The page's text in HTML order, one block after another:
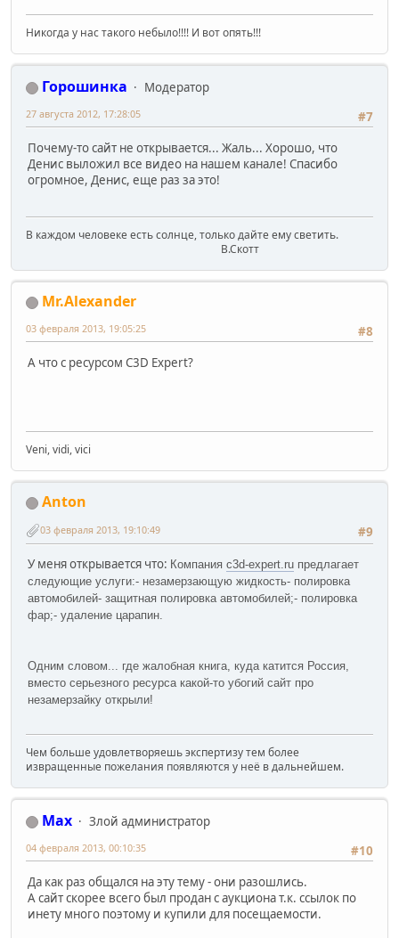
Никогда у нас такого небыло!!!! И вот опять!!!
Горошинка
Модератор
#7
27 августа 2012, 17:28:05
Почему-то сайт не открывается... Жаль... Хорошо, что
Денис выложил все видео на нашем канале! Спасибо
огромное, Денис, еще раз за это!
В каждом человеке есть солнце, только дайте ему светить.
В.Скотт
Mr.Alexander
#8
03 февраля 2013, 19:05:25
А что с ресурсом С3D Expert?
Veni, vidi, vici
Anton
#9
03 февраля 2013, 19:10:49
У меня открывается что: Компания c3d-expert.ru предлагает
следующие услуги:- незамерзающую жидкость- полировка
автомобилей- защитная полировка автомобилей;- полировка
фар;- удаление царапин.
Одним словом... где жалобная книга, куда катится Россия,
вместо серьезного ресурса какой-то убогий сайт про
незамерзайку открыли!
Чем больше удовлетворяешь экспертизу тем более
извращенные пожелания появляются у неё в дальнейшем.
Max
Злой администратор
#10
04 февраля 2013, 00:10:35
Да как раз общался на эту тему - они разошлись.
А сайт скорее всего был продан с аукциона т.к. ссылок по
инету много поэтому и купили для посещаемости.